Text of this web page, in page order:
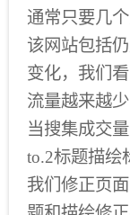
通常只要几
该网站包括
变化，我们
流量越来越
当搜集成交
to.2标题描绘
我们修正页